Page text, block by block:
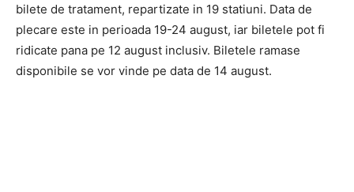
bilete de tratament, repartizate in 19 statiuni. Data de
plecare este in perioada 19-24 august, iar biletele pot fi
ridicate pana pe 12 august inclusiv. Biletele ramase
disponibile se vor vinde pe data de 14 august.